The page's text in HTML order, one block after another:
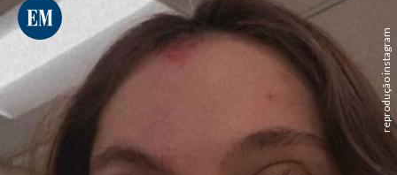
reprodução instagram